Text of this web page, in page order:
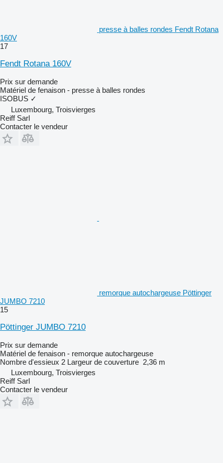
presse à balles rondes Fendt Rotana
160V
17
Fendt Rotana 160V
Prix sur demande
Matériel de fenaison - presse à balles rondes
ISOBUS ✓
Luxembourg, Troisvierges
Reiff Sarl
Contacter le vendeur
remorque autochargeuse Pöttinger
JUMBO 7210
15
Pöttinger JUMBO 7210
Prix sur demande
Matériel de fenaison - remorque autochargeuse
Nombre d'essieux 2 Largeur de couverture 2,36 m
Luxembourg, Troisvierges
Reiff Sarl
Contacter le vendeur